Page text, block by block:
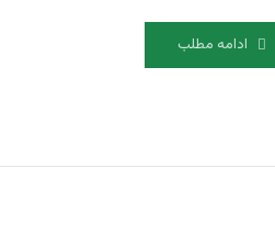
ادامه مطلب